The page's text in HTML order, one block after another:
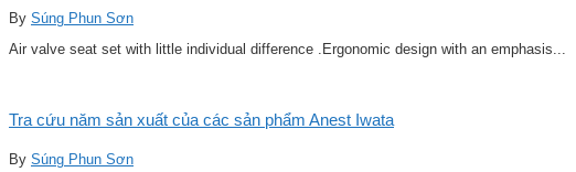
By Súng Phun Sơn
Air valve seat set with little individual difference .Ergonomic design with an emphasis...
Tra cứu năm sản xuất của các sản phẩm Anest Iwata
By Súng Phun Sơn